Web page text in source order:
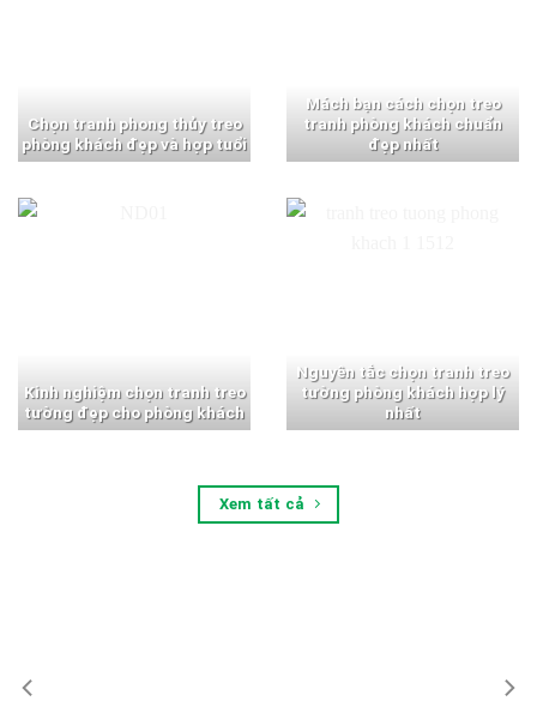
Chọn tranh phong thủy treo
phòng khách đẹp và hợp tuổi
Mách bạn cách chọn treo
tranh phòng khách chuẩn
đẹp nhất
Kinh nghiệm chọn tranh treo
tường đẹp cho phòng khách
Nguyên tắc chọn tranh treo
tường phòng khách hợp lý
nhất
Xem tất cả